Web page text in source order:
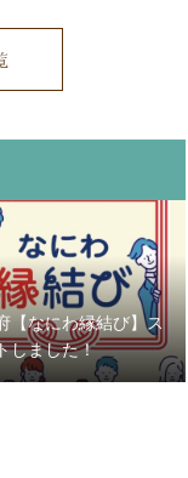
【なにわ縁結び】ス
しました！